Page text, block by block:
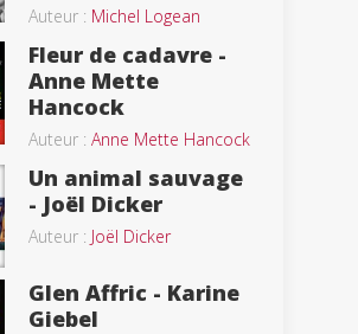
Auteur : Michel Logean
Fleur de cadavre -
Anne Mette
Hancock
Auteur : Anne Mette Hancock
Un animal sauvage
- Joël Dicker
Auteur : Joël Dicker
Glen Affric - Karine
Giebel